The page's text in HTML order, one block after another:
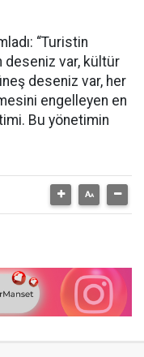
“Turistin
deseniz var, kültür
deseniz var, her
engelleyen en
Bu yönetimin